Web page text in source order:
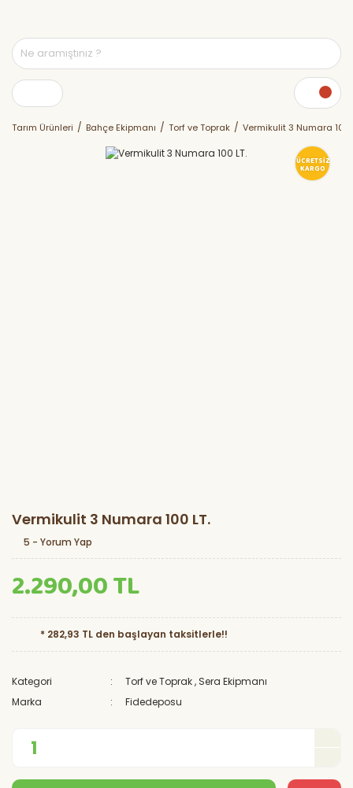
Tarım Ürünleri Bahçe Ekipmanı Torf ve Toprak Vermikulit 3 Numara 100
ÜCRETSİZ
KARGO
Vermikulit 3 Numara 100 LT.
5 - Yorum Yap
2.290,00 TL
* 282,93 TL den başlayan taksitlerle!!
Kategori Torf ve Toprak, Sera Ekipmanı
Marka
Fidedeposu